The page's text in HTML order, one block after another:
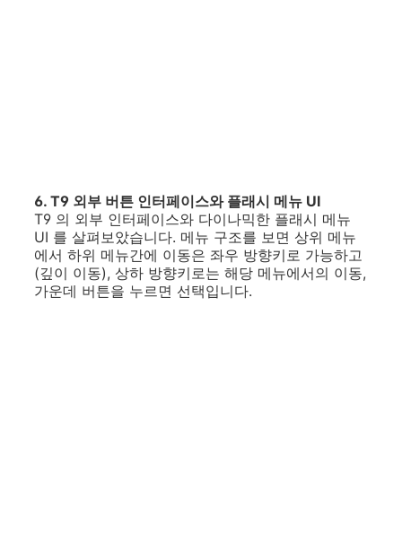
6. T9 외부 버튼 인터페이스와 플래시 메뉴 UI
T9 의 외부 인터페이스와 다이나믹한 플래시 메뉴
UI 를 살펴보았습니다. 메뉴 구조를 보면 상위 메뉴
에서 하위 메뉴간에 이동은 좌우 방향키로 가능하고
(깊이 이동), 상하 방향키로는 해당 메뉴에서의 이동,
가운데 버튼을 누르면 선택입니다.